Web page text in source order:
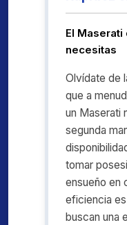
El
necesitas
Olvídate de
que a
un Maserati
segunda
tomar
ensueño en
eficiencia
buscan una